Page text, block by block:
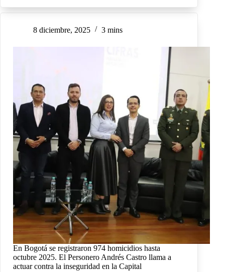
8 diciembre, 2025 3 mins
En Bogotá se registraron 974 homicidios hasta
octubre 2025. El Personero Andrés Castro llama a
actuar contra la inseguridad en la Capital